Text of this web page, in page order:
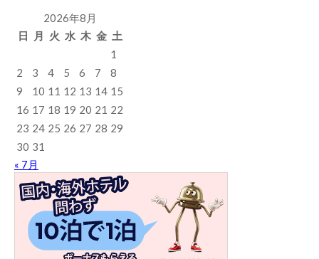
2026年8月
日
月 火 水 木 金 土
1
2
3 4 5 6 7
8
9
10 11 12 13 14 15
16 17 18 19 20 21 22
23 24 25 26 27 28 29
30 31
« 7月